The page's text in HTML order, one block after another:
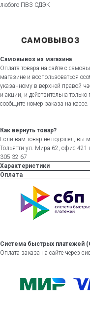
любого ПВЗ СДЭК
Самовывоз из магазина
Оплата товара на сайте с
магазине и воспользоваться
указанному в верхней правой
и акции, и действительна
сообщите номер заказа на кассе.
Как вернуть товар?
Если вам товар не подошел, вы
Тольятти ул. Мира 62, офис 421
305 32 67
Характеристики
Оплата
Система быстрых платежей
Оплата заказа на сайте через